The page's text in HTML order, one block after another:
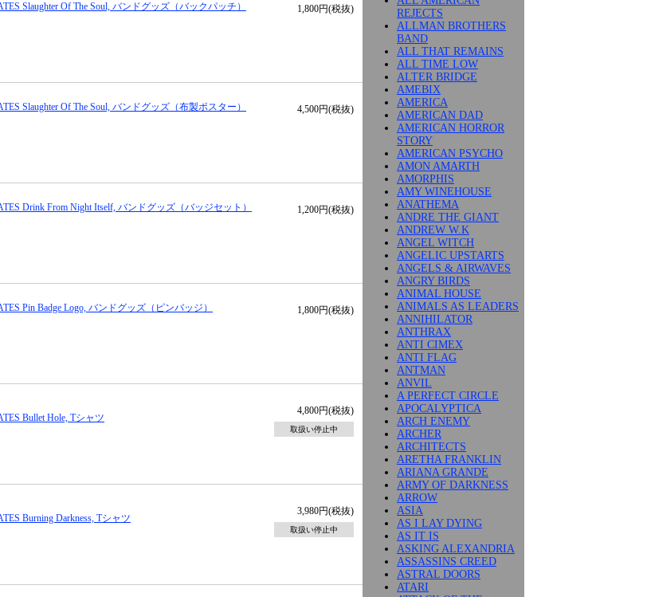
Slaughter Of The Soul, バンドグッズ（バックパッチ） 1,800円(税抜)
Slaughter Of The Soul, バンドグッズ（布製ポスター） 4,500円(税抜)
Drink From Night Itself, バンドグッズ（バッジセット） 1,200円(税抜)
Pin Badge Logo, バンドグッズ（ピンバッジ） 1,800円(税抜)
Bullet Hole, Tシャツ
4,800円(税抜)
取扱い停止中
Burning Darkness, Tシャツ
3,980円(税抜)
取扱い停止中
REJECTS
ALLMAN BROTHERS
BAND
ALL THAT REMAINS
ALL TIME LOW
ALTER BRIDGE
AMEBIX
AMERICA
AMERICAN DAD
AMERICAN HORROR
STORY
AMERICAN PSYCHO
AMON AMARTH
AMORPHIS
AMY WINEHOUSE
ANATHEMA
ANDRE THE GIANT
ANDREW W.K
ANGEL WITCH
ANGELIC UPSTARTS
ANGELS & AIRWAVES
ANGRY BIRDS
ANIMAL HOUSE
ANIMALS AS LEADERS
ANNIHILATOR
ANTHRAX
ANTI CIMEX
ANTI FLAG
ANTMAN
ANVIL
A PERFECT CIRCLE
APOCALYPTICA
ARCH ENEMY
ARCHER
ARCHITECTS
ARETHA FRANKLIN
ARIANA GRANDE
ARMY OF DARKNESS
ARROW
ASIA
AS I LAY DYING
AS IT IS
ASKING ALEXANDRIA
ASSASSINS CREED
ASTRAL DOORS
ATARI